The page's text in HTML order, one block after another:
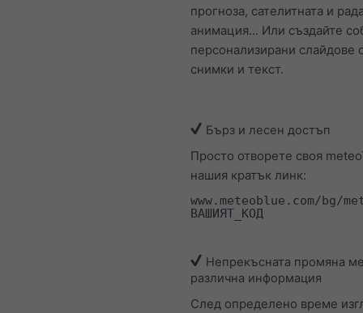
прогноза, сателитната и
анимация... Или създайте
персонализирани слайдове
снимки и текст.
Бърз и лесен достъп
Просто отворете своя
нашия кратък линк:
www.meteoblue.com/bg/
ВАШИЯТ_КОД
Непрекъсната промяна
различна информация
След определено време